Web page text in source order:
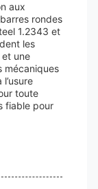
aux
rondes
1.2343 et
les
une
mécaniques
toute
fiable pour